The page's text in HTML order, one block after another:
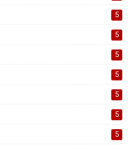
5
5
5
5
5
5
5